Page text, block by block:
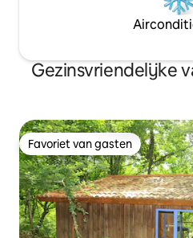
Gezinsvriendelijke
Favoriet van gasten
Favoriet van gasten